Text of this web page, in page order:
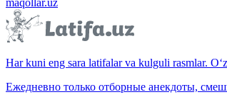
maqollar.uz
Har kuni eng sara latifalar va kulguli rasmlar.
Ежедневно только отборные анекдоты,